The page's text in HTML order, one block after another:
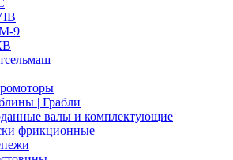
9
| Грабли
валы и комплектующие
фрикционные